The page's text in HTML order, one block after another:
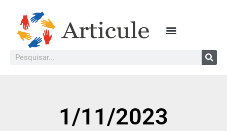
1/11/2023